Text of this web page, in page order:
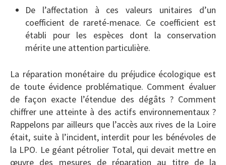
De l’affectation à ces valeurs unitaires d’un
coefficient de rareté-menace. Ce coefficient est
établi pour les espèces dont la conservation
mérite une attention particulière.
La réparation monétaire du préjudice écologique est
de toute évidence problématique. Comment évaluer
de façon exacte l’étendue des dégâts ? Comment
chiffrer une atteinte à des actifs environnementaux ?
Rappelons par ailleurs que l’accès aux rives de la Loire
était, suite à l’incident, interdit pour les bénévoles de
la LPO. Le géant pétrolier Total, qui devait mettre en
œuvre des mesures de réparation au titre de la